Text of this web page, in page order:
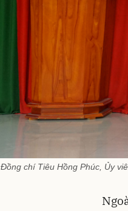
Đồng chí Tiêu Hồng Phúc, Ủy